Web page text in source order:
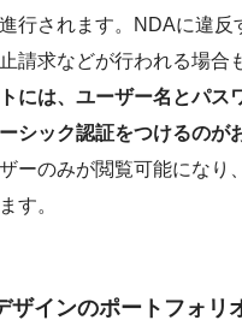
行されます。NDAに違反
請求などが行われる場合
には、ユーザー名とパス
シック認証をつけるのが
ーのみが閲覧可能になり
す。
ザインのポートフォリ